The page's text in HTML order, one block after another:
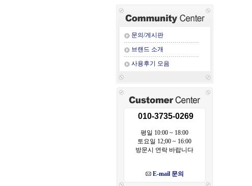
문의/게시판
브랜드 소개
사용후기 모음
010-3735-0269
평일 10:00 ~ 18:00
토요일 12;00 ~ 16:00
방문시 연락 바랍니다
E-mail 문의